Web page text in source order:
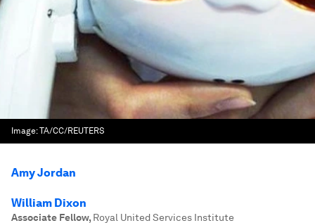
Image:TA/CC/REUTERS
Amy Jordan
William Dixon
Associate Fellow, Royal United Services Institute